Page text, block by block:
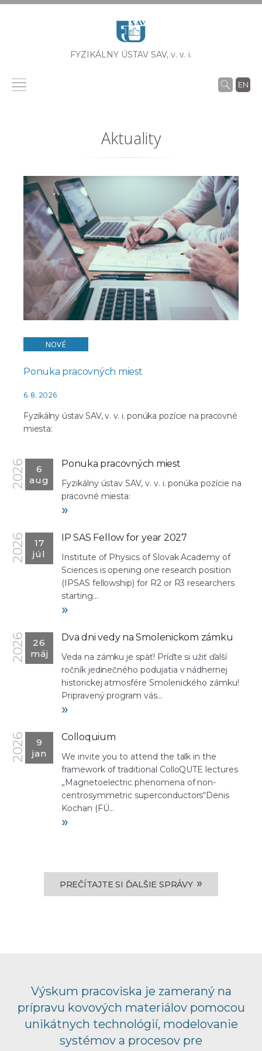
FYZIKÁLNY ÚSTAV SAV, v. v. i.
EN
Aktuality
NOVÉ
Ponuka pracovných miest
6. 8. 2026
Fyzikálny ústav SAV, v. v. i. ponúka pozície na pracovné
miesta:
2026
6
aug
Ponuka pracovných miest
Fyzikálny ústav SAV, v. v. i. ponúka pozície na
pracovné miesta:
»
2026
17
júl
IP SAS Fellow for year 2027
Institute of Physics of Slovak Academy of
Sciences is opening one research position
(IPSAS fellowship) for R2 or R3 researchers
starting...
»
2026
26
máj
Dva dni vedy na Smolenickom zámku
Veda na zámku je späť! Príďte si užiť ďalší
ročník jedinečného podujatia v nádhernej
historickej atmosfére Smolenického zámku!
Pripravený program vás...
»
2026
9
jan
Colloquium
We invite you to attend the talk in the
framework of traditional ColloQUTE lectures
„Magnetoelectric phenomena of non-
centrosymmetric superconductors“Denis
Kochan (FÚ...
»
PREČÍTAJTE SI ĎALŠIE SPRÁVY »
Výskum pracoviska je zameraný na
prípravu kovových materiálov pomocou
unikátnych technológií, modelovanie
systémov a procesov pre